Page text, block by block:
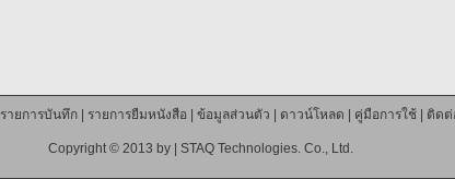
รายการบันทึก| รายการยืมหนังสือ ข้อมูลส่วนตัว ดาวน์โหลด คู่มือการใช้| ติดต่
Copyright © 2013 by | STAQ Technologies. Co., Ltd.